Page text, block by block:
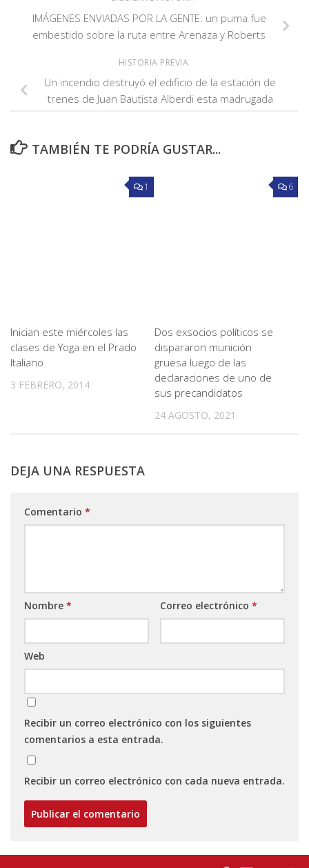
IMÁGENES ENVIADAS POR LA GENTE: un puma fue
embestido sobre la ruta entre Arenaza y Roberts
HISTORIA PREVIA
Un incendio destruyó el edificio de la estación de
trenes de Juan Bautista Alberdi esta madrugada
TAMBIÉN TE PODRÍA GUSTAR...
1
Inician este miércoles las
clases de Yoga en el Prado
Italiano
3 FEBRERO, 2014
6
Dos exsocios políticos se
dispararon munición
gruesa luego de las
declaraciones de uno de
sus precandidatos
24 AGOSTO, 2021
DEJA UNA RESPUESTA
Comentario *
Nombre * Correo electrónico *
Web
Recibir un correo electrónico con los siguientes
comentarios a esta entrada.
Recibir un correo electrónico con cada nueva entrada.